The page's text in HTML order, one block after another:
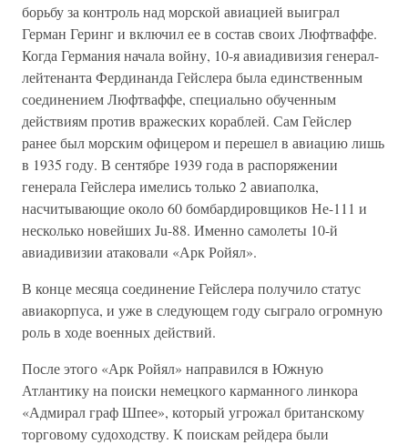
борьбу за контроль над морской авиацией выиграл
Герман Геринг и включил ее в состав своих Люфтваффе.
Когда Германия начала войну, 10-я авиадивизия генерал-
лейтенанта Фердинанда Гейслера была единственным
соединением Люфтваффе, специально обученным
действиям против вражеских кораблей. Сам Гейслер
ранее был морским офицером и перешел в авиацию лишь
в 1935 году. В сентябре 1939 года в распоряжении
генерала Гейслера имелись только 2 авиаполка,
насчитывающие около 60 бомбардировщиков Не-111 и
несколько новейших Ju-88. Именно самолеты 10-й
авиадивизии атаковали «Арк Ройял».
В конце месяца соединение Гейслера получило статус
авиакорпуса, и уже в следующем году сыграло огромную
роль в ходе военных действий.
После этого «Арк Ройял» направился в Южную
Атлантику на поиски немецкого карманного линкора
«Адмирал граф Шпее», который угрожал британскому
торговому судоходству. К поискам рейдера были